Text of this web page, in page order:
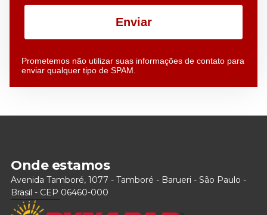
Enviar
Prometemos não utilizar suas informações de contato para
enviar qualquer tipo de SPAM.
Onde estamos
Avenida Tamboré, 1077 - Tamboré - Barueri - São Paulo -
Brasil - CEP 06460-000